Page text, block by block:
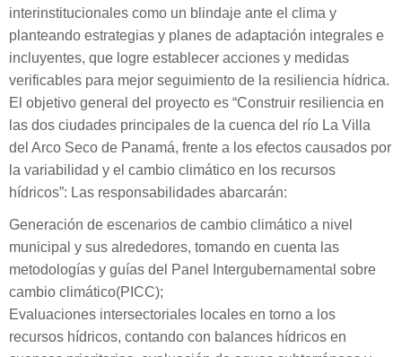
interinstitucionales como un blindaje ante el clima y
planteando estrategias y planes de adaptación integrales e
incluyentes, que logre establecer acciones y medidas
verificables para mejor seguimiento de la resiliencia hídrica.
El objetivo general del proyecto es “Construir resiliencia en
las dos ciudades principales de la cuenca del río La Villa
del Arco Seco de Panamá, frente a los efectos causados por
la variabilidad y el cambio climático en los recursos
hídricos”: Las responsabilidades abarcarán:
Generación de escenarios de cambio climático a nivel
municipal y sus alrededores, tomando en cuenta las
metodologías y guías del Panel Intergubernamental sobre
cambio climático(PICC);
Evaluaciones intersectoriales locales en torno a los
recursos hídricos, contando con balances hídricos en